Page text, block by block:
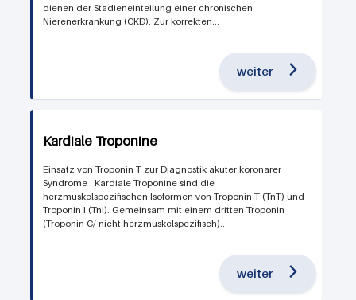
dienen der Stadieneinteilung einer chronischen
Nierenerkrankung (CKD). Zur korrekten...
weiter
Kardiale Troponine
Einsatz von Troponin T zur Diagnostik akuter koronarer
Syndrome Kardiale Troponine sind die
herzmuskelspezifischen Isoformen von Troponin T (TnT) und
Troponin I (TnI). Gemeinsam mit einem dritten Troponin
(Troponin C/ nicht herzmuskelspezifisch)...
weiter